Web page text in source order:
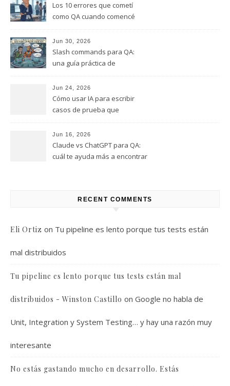
Los 10 errores que cometí
como QA cuando comencé
(Parte 1)
Jun 30, 2026
Slash commands para QA:
una guía práctica de
empezar a usar hoy
Jun 24, 2026
Cómo usar IA para escribir
casos de prueba que
Jun 16, 2026
Claude vs ChatGPT para QA:
cuál te ayuda más a encontrar
RECENT COMMENTS
Eli Ortiz on Tu pipeline es lento porque tus tests están
mal distribuidos
Tu pipeline es lento porque tus tests están mal
distribuidos - Winston Castillo on Google no habla de
Unit, Integration y System Testing… y hay una razón muy
interesante
No estás gastando mucho en desarrollo. Estás